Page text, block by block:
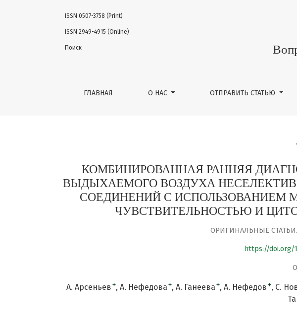
КОМБИНИРОВАННАЯ РАННЯЯ ДИАГНОСТИКА РАКА ЛЁГКИХ
ГЛАВНАЯ О НАС ОТПРАВИТЬ СТАТЬЮ
ISSN 0507-3758 (Print)
ISSN 2949-4915 (Online)
Поиск
КОМБИНИРОВАННАЯ РАННЯЯ
ВЫДЫХАЕМОГО ВОЗДУХА
СОЕДИНЕНИЙ С ИСПОЛЬЗОВАНИЕМ
ЧУВСТВИТЕЛЬНОСТЬЮ И
ОРИГИНАЛЬНЫЕ
https://doi.org/
А. Арсеньев + А. Нефедова + А. Ганеева + А. Нефедов + C.